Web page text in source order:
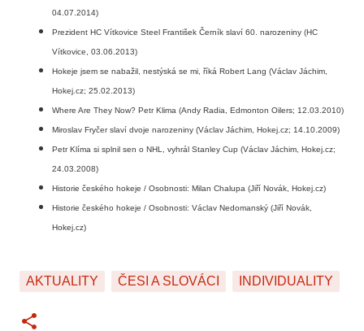
04.07.2014)
Prezident HC Vítkovice Steel František Černík slaví 60. narozeniny (HC
Vítkovice, 03.06.2013)
Hokeje jsem se nabažil, nestýská se mi, říká Robert Lang (Václav Jáchim,
Hokej.cz; 25.02.2013)
Where Are They Now? Petr Klima (Andy Radia, Edmonton Oilers; 12.03.2010)
Miroslav Fryčer slaví dvoje narozeniny (Václav Jáchim, Hokej.cz; 14.10.2009)
Petr Klíma si splnil sen o NHL, vyhrál Stanley Cup (Václav Jáchim, Hokej.cz;
24.03.2008)
Historie českého hokeje / Osobnosti: Milan Chalupa (Jiří Novák, Hokej.cz)
Historie českého hokeje / Osobnosti: Václav Nedomanský (Jiří Novák,
Hokej.cz)
AKTUALITY ČESI A SLOVÁCI INDIVIDUALITY